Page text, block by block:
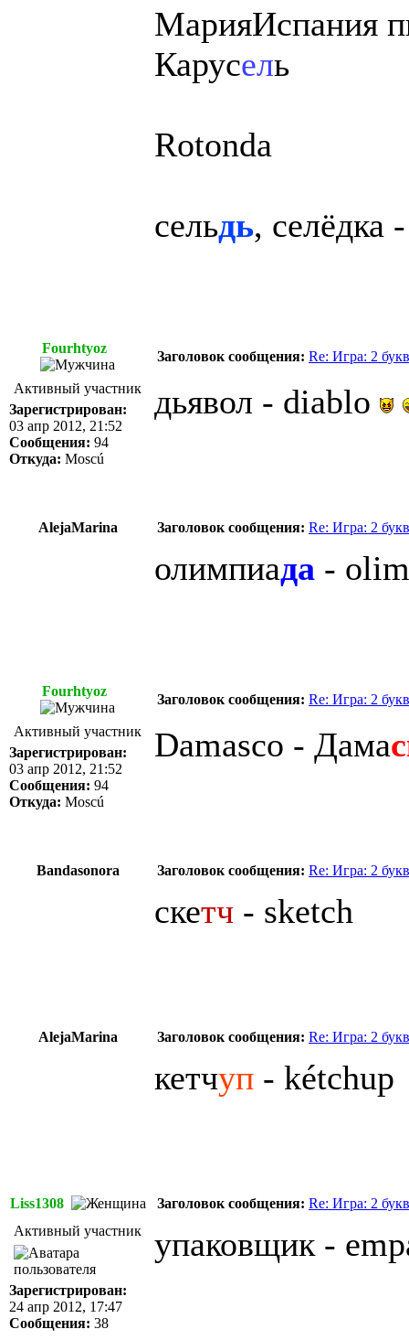
МарияИспания
Карусель
Rotonda
сельдь, селёдка
Fourhtyoz
Заголовок сообщения: Re: Игра: 2
Активный участник
Зарегистрирован:
03 апр 2012, 21:52
Сообщения: 94
Откуда: Moscú
дьявол - diablo
AlejaMarina Заголовок сообщения: Re: Игра: 2
олимпиада -
Fourhtyoz
Заголовок сообщения: Re: Игра: 2
Активный участник
Зарегистрирован:
03 апр 2012, 21:52
Сообщения: 94
Откуда: Moscú
Damasco - Дама
Bandasonora Заголовок сообщения: Re: Игра: 2
скетч - sketch
AlejaMarina Заголовок сообщения: Re: Игра: 2
кетчуп - kétchup
Liss1308 Заголовок сообщения: Re: Игра: 2
Активный участник
Зарегистрирован:
24 апр 2012, 17:47
Сообщения: 38
упаковщик -